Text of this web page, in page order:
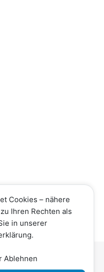
Impressum
Cookies – nähere
Ihren Rechten als
in unserer
Ablehnen